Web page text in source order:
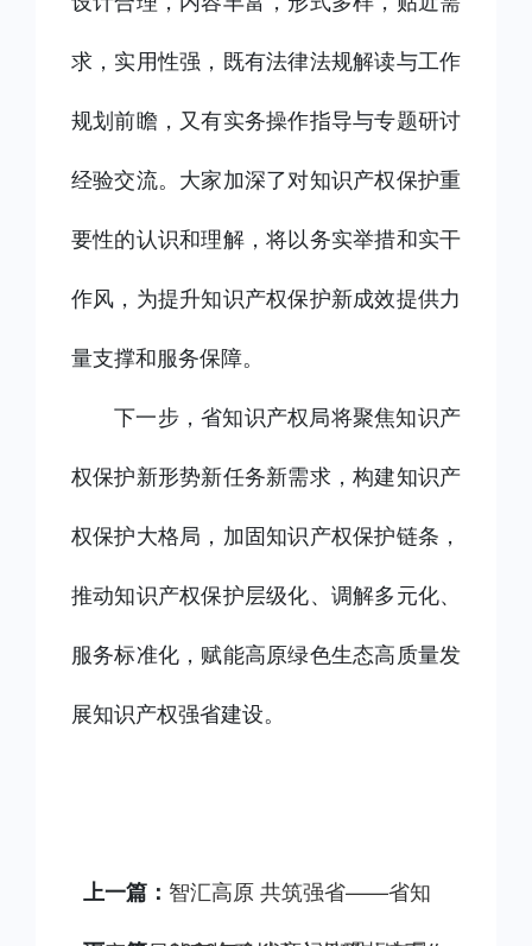
求，实用性强，既有法律法规解读与工作
规划前瞻，又有实务操作指导与专题研讨
经验交流。大家加深了对知识产权保护重
要性的认识和理解，将以务实举措和实干
作风，为提升知识产权保护新成效提供力
量支撑和服务保障。
下一步，省知识产权局将聚焦知识产
权保护新形势新任务新需求，构建知识产
权保护大格局，加固知识产权保护链条，
推动知识产权保护层级化、调解多元化、
服务标准化，赋能高原绿色生态高质量发
展知识产权强省建设。
上一篇： 智汇高原 共筑强省——省知